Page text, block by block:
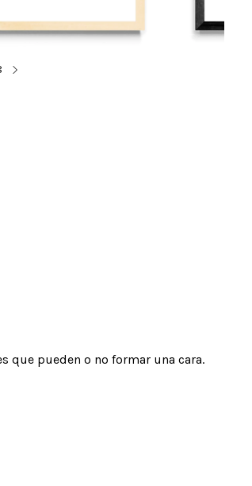
que pueden o no formar una cara.